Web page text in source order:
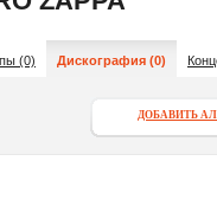
(0) Дискография (0)
ДОБАВИТЬ